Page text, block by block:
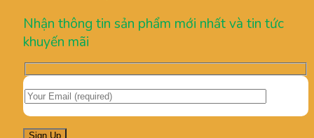
Nhận thông tin sản phẩm mới nhất và tin tức
khuyến mãi